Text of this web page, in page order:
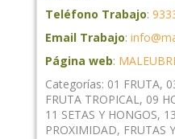
Teléfono Trabajo:
Email Trabajo:
Página web:
Categorías: 01 FRUTA,
FRUTA TROPICAL, 09
11 SETAS Y HONGOS,
PROXIMIDAD, FRUTAS